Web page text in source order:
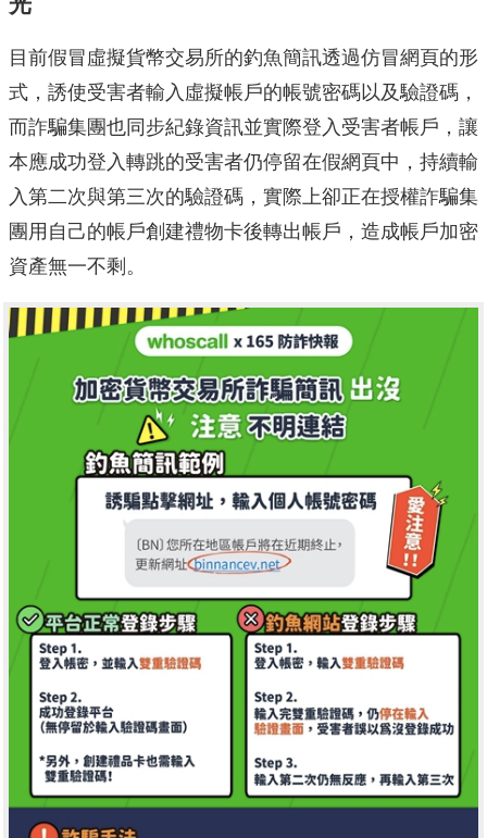
目前假冒虛擬貨幣交易所的釣魚簡訊透過仿冒網頁的形
式，誘使受害者輸入虛擬帳戶的帳號密碼以及驗證碼，
而詐騙集團也同步紀錄資訊並實際登入受害者帳戶，讓
本應成功登入轉跳的受害者仍停留在假網頁中，持續輸
入第二次與第三次的驗證碼，實際上卻正在授權詐騙集
團用自己的帳戶創建禮物卡後轉出帳戶，造成帳戶加密
資產無一不剩。